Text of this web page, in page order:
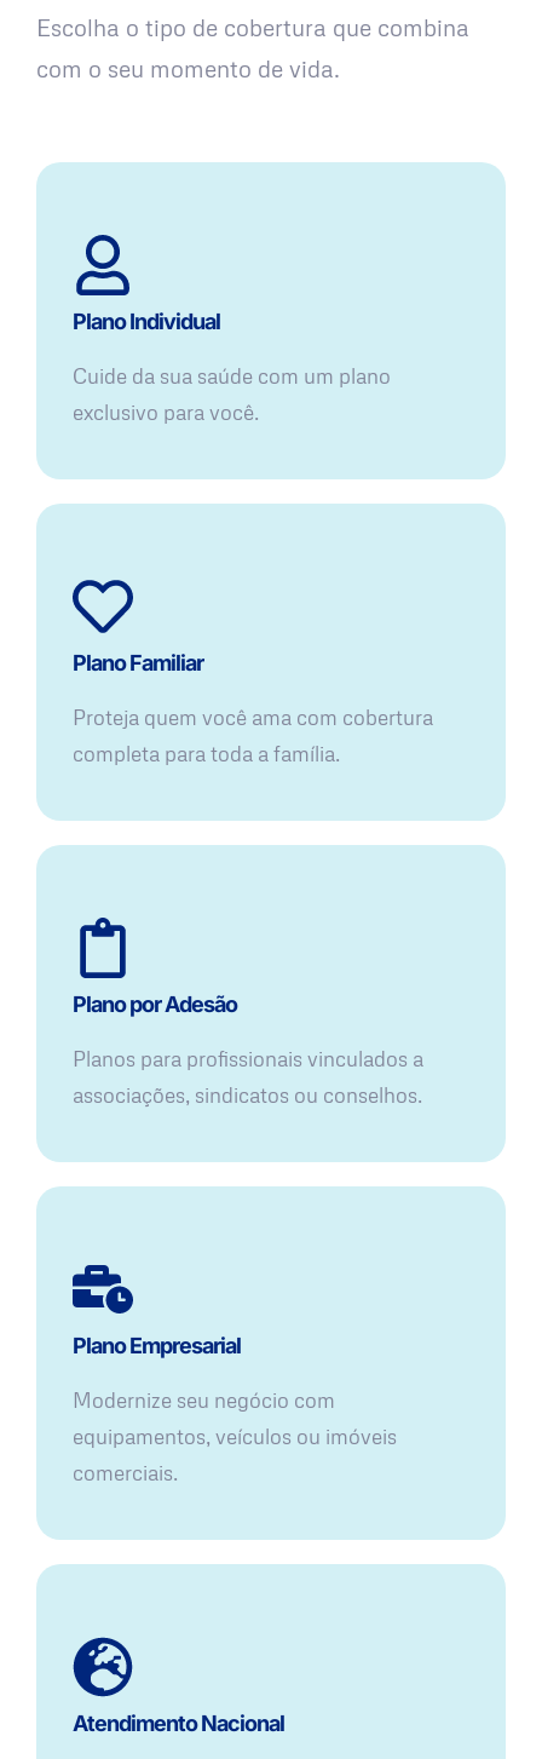
Escolha o tipo de cobertura que combina
com o seu momento de vida.
Plano Individual
Cuide da sua saúde com um plano
exclusivo para você.
Plano Familiar
Proteja quem você ama com cobertura
completa para toda a família.
Plano por Adesão
Planos para profissionais vinculados a
associações, sindicatos ou conselhos.
Plano Empresarial
Modernize seu negócio com
equipamentos, veículos ou imóveis
comerciais.
Atendimento Nacional